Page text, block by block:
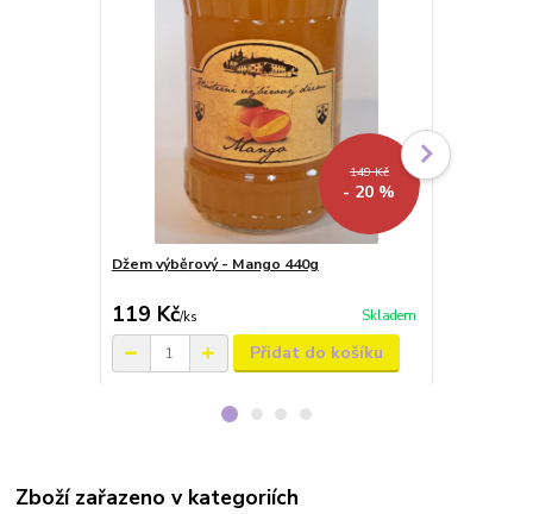
149 Kč
- 20 %
Džem výběrový - Mango 440g
119 Kč/ks Skladem
Přidat do košíku
Zboží zařazeno v kategoriích